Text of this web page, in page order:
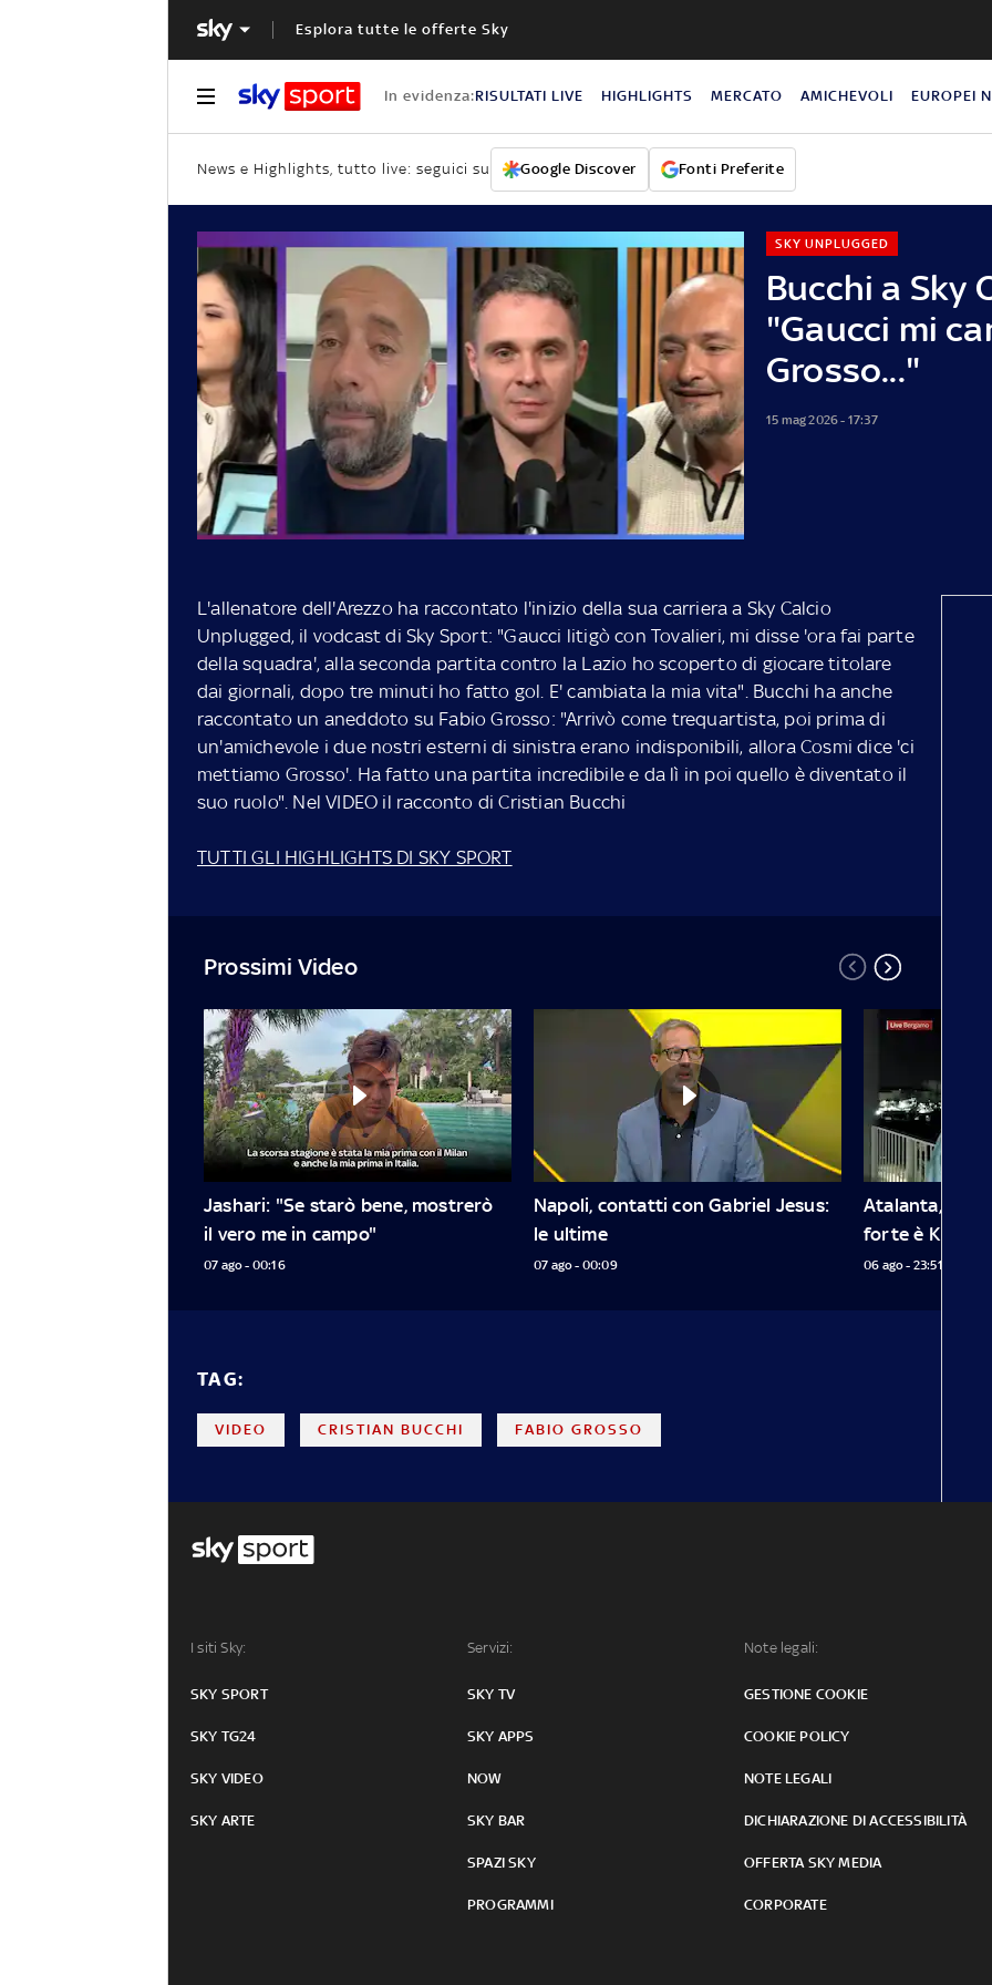
Esplora tutte le offerte Sky
In evidenza:RISULTATI LIVE HIGHLIGHTS MERCATO AMICHEVOLI EUROPEI
News e Highlights, tutto live: seguici su Google Discover Fonti Preferite
Bucchi a Sky
"Gaucci mi
Grosso..."
SKY UNPLUGGED
15 mag 2026 - 17:37
L'allenatore dell'Arezzo ha raccontato l'inizio della sua carriera a Sky Calcio
Unplugged, il vodcast di Sky Sport: "Gaucci litigò con Tovalieri, mi disse 'ora fai parte
della squadra', alla seconda partita contro la Lazio ho scoperto di giocare titolare
dai giornali, dopo tre minuti ho fatto gol. E' cambiata la mia vita". Bucchi ha anche
raccontato un aneddoto su Fabio Grosso: "Arrivò come trequartista, poi prima di
un'amichevole i due nostri esterni di sinistra erano indisponibili, allora Cosmi dice 'ci
mettiamo Grosso'. Ha fatto una partita incredibile e da lì in poi quello è diventato il
suo ruolo". Nel VIDEO il racconto di Cristian Bucchi
TUTTI GLI HIGHLIGHTS DI SKY SPORT
Prossimi Video
Jashari: "Se starò bene, mostrerò
il vero me in campo"
07 ago - 00:16
Napoli, contatti con Gabriel Jesus:
le ultime
07 ago - 00:09
Atalanta, per
forte è
06 ago - 23:51
TAG:
VIDEO CRISTIAN BUCCHI FABIO GROSSO
I siti Sky:
SKY SPORT
SKY TG24
SKY VIDEO
SKY ARTE
Servizi:
SKY TV
SKY APPS
NOW
SKY BAR
SPAZI SKY
PROGRAMMI
Note legali:
GESTIONE COOKIE
COOKIE POLICY
NOTE LEGALI
DICHIARAZIONE DI ACCESSIBILITÀ
OFFERTA SKY MEDIA
CORPORATE